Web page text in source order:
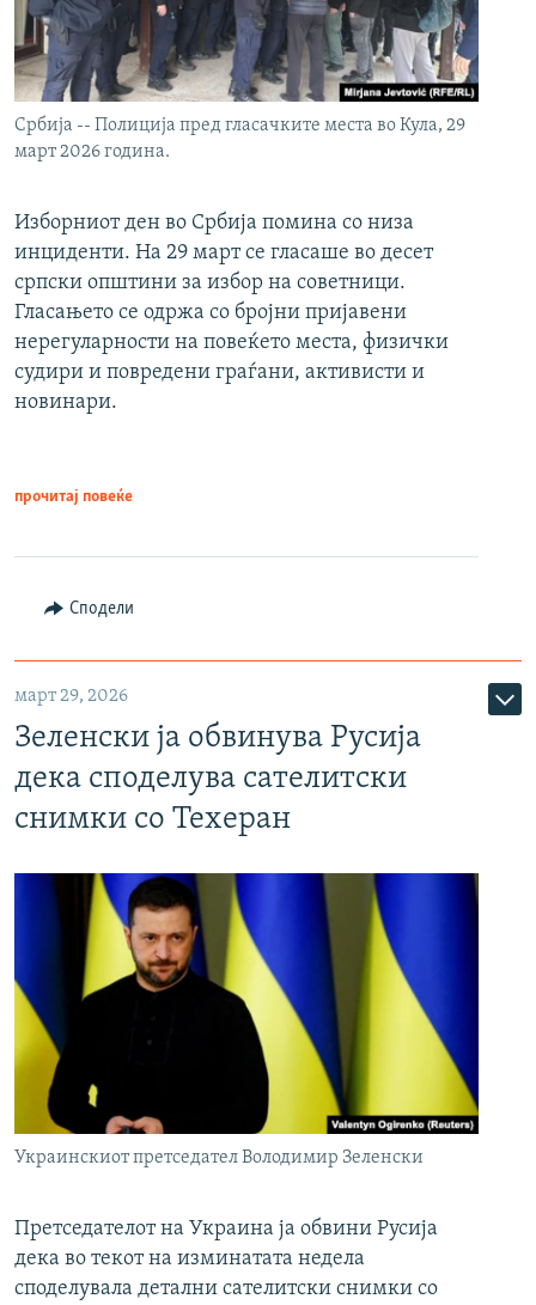
Србија -- Полиција пред гласачките места во Кула, 29
март 2026 година.
Изборниот ден во Србија помина со низа
инциденти. На 29 март се гласаше во десет
српски општини за избор на советници.
Гласањето се одржа со бројни пријавени
нерегуларности на повеќето места, физички
судири и повредени граѓани, активисти и
новинари.
прочитај повеќе
Сподели
март 29, 2026
Зеленски ја обвинува Русија
дека споделува сателитски
снимки со Техеран
Украинскиот претседател Володимир Зеленски
Претседателот на Украина ја обвини Русија
дека во текот на изминатата недела
споделувала детални сателитски снимки со